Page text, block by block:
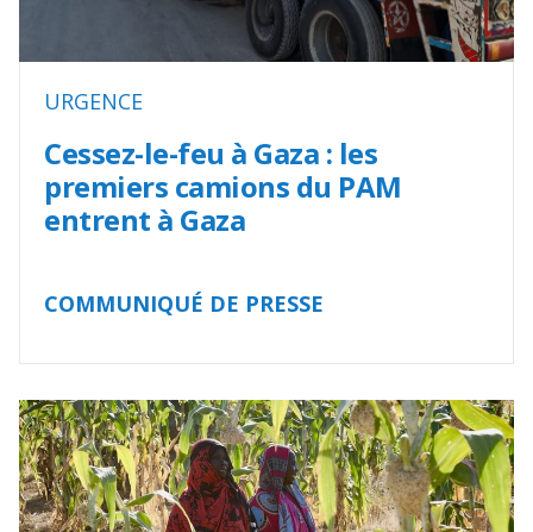
URGENCE
Cessez-le-feu à Gaza : les
premiers camions du PAM
entrent à Gaza
COMMUNIQUÉ DE PRESSE